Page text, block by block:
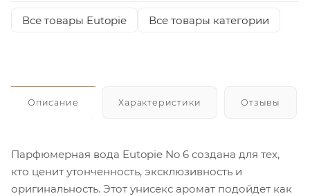
Все товары Eutopie Все товары категории
Описание Характеристики Отзывы
Парфюмерная вода Eutopie No 6 создана для тех,
кто ценит утонченность, эксклюзивность и
оригинальность. Этот унисекс аромат подойдет как